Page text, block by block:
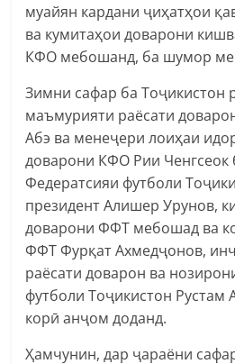
муайян кардани ҷиҳатҳои
ва кумитаҳои доварони
КФО мебошанд, ба шумор
Зимни сафар ба Тоҷикистон
маъмурияти раёсати
Абэ ва менеҷери лоиҳаи
доварони КФО Рии Ченгсеок
Федератсияи футболи
президент Алишер Урунов,
доварони ФФТ мебошад ва
ФФТ Фурқат Ахмедҷонов,
раёсати доварон ва
футболи Тоҷикистон Рустам
корӣ анҷом доданд.
Ҳамчунин, дар ҷараёни